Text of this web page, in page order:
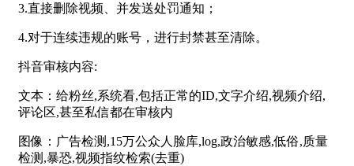
3.直接删除视频、并发送处罚通知；
4.对于连续违规的账号，进行封禁甚至清除。
抖音审核内容:
文本：给粉丝,系统看,包括正常的ID,文字介绍,视频介绍,
评论区,甚至私信都在审核内
图像：广告检测,15万公众人脸库,log,政治敏感,低俗,质量
检测,暴恐,视频指纹检索(去重)